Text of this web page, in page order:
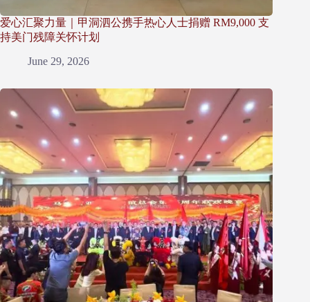
爱心汇聚力量｜甲洞泗公携手热心人士捐赠 RM9,000 支
持美门残障关怀计划
June 29, 2026